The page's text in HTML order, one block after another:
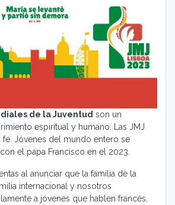
de la Juventud son un
espiritual y humano. Las JMJ
fe. Jóvenes del mundo entero se
el papa Francisco en el 2023.
al anunciar que la familia de la
internacional y nosotros
a jóvenes que hablen francés,